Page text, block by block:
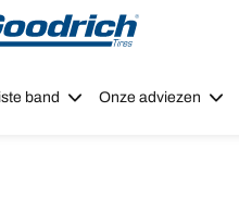
Go to page navigation
band Onze adviezen